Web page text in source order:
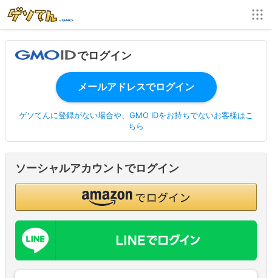
でログイン
ゲソてんに登録がない場合や、GMO IDをお持ちでないお客様はこ
ちら
ソーシャルアカウントでログイン